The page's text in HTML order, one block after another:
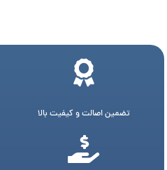
تضمین اصالت و کیفیت بالا